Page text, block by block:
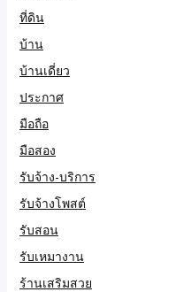
ที่ดิน
บ้าน
บ้านเดี่ยว
ประกาศ
มือถือ
มือสอง
รับจ้าง-บริการ
รับจ้างโพสต์
รับสอน
รับเหมางาน
ร้านเสริมสวย